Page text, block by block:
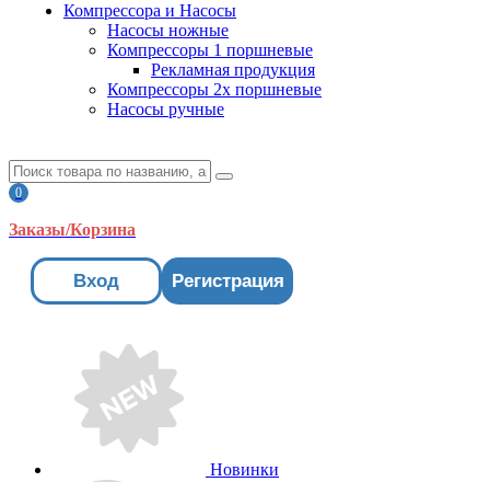
Компрессора и Насосы
Насосы ножные
Компрессоры 1 поршневые
Рекламная продукция
Компрессоры 2х поршневые
Насосы ручные
0
Заказы/Корзина
Вход Регистрация
Новинки